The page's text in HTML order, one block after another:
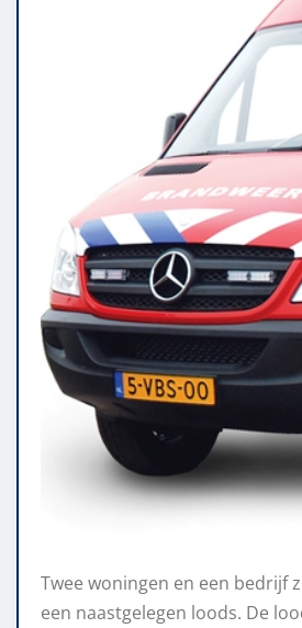
Twee woningen en een bedrijf
een naastgelegen loods. De